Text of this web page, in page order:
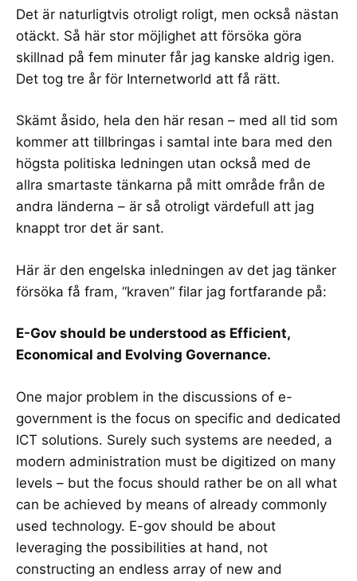
Det är naturligtvis otroligt roligt, men också nästan
otäckt. Så här stor möjlighet att försöka göra
skillnad på fem minuter får jag kanske aldrig igen.
Det tog tre år för Internetworld att få rätt.
Skämt åsido, hela den här resan – med all tid som
kommer att tillbringas i samtal inte bara med den
högsta politiska ledningen utan också med de
allra smartaste tänkarna på mitt område från de
andra länderna – är så otroligt värdefull att jag
knappt tror det är sant.
Här är den engelska inledningen av det jag tänker
försöka få fram, “kraven” filar jag fortfarande på:
E-Gov should be understood as Efficient,
Economical and Evolving Governance.
One major problem in the discussions of e-
government is the focus on specific and dedicated
ICT solutions. Surely such systems are needed, a
modern administration must be digitized on many
levels – but the focus should rather be on all what
can be achieved by means of already commonly
used technology. E-gov should be about
leveraging the possibilities at hand, not
constructing an endless array of new and